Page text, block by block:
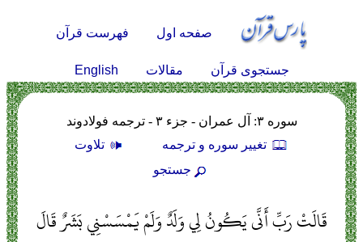
صفحه اول فهرست قرآن
جستجوی قرآن مقالات English
سوره ۳: آل عمران - جزء ۳ - ترجمه فولادوند
تغيير سوره و ترجمه
تلاوت
جستجو
قَالَتْ رَبِّ أَنَّى يَكُونُ لِي وَلَدٌ وَلَمْ يَمْسَسْنِي بَشَرٌ قَالَ